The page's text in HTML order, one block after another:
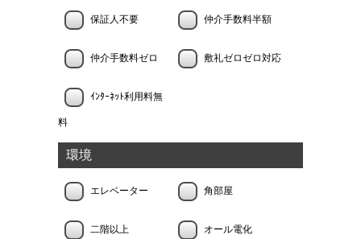
保証人不要 仲介手数料半額
仲介手数料ゼロ 敷礼ゼロゼロ対応
ｲﾝﾀｰﾈｯﾄ利用料無
料
環境
エレベーター 角部屋
二階以上 オール電化